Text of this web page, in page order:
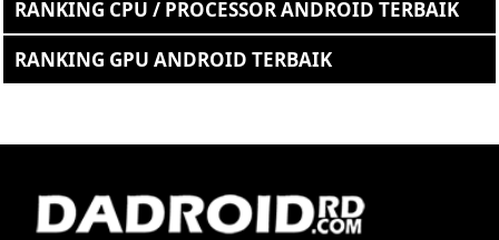
RANKING CPU / PROCESSOR ANDROID TERBAIK
RANKING GPU ANDROID TERBAIK